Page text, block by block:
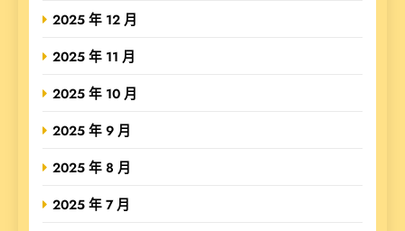
2025 年 12 月
2025 年 11 月
2025 年 10 月
2025 年 9 月
2025 年 8 月
2025 年 7 月